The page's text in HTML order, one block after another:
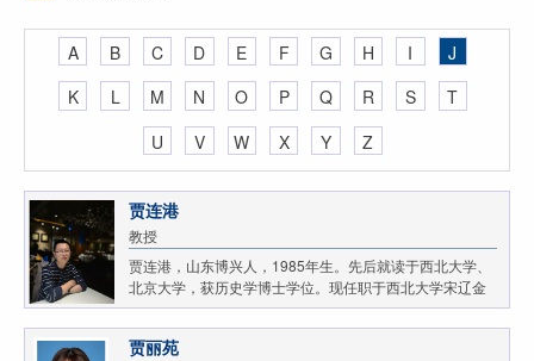
A B C D E F G H I
J
K
L M N O P Q R S
T
U
V W X Y Z
贾连港
教授
贾连港，山东博兴人，1985年生。先后就读于西北大学、
北京大学，获历史学博士学位。现任职于西北大学宋辽金
史研究院暨历史学院，教授，研究生导师，兼任西北大学
宋辽金史研究院（陕西省重点人文社会科学研究基...
贾丽苑